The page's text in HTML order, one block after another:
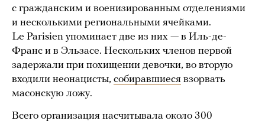
с гражданским и военизированным отделениями
и несколькими региональными ячейками.
Le Parisien упоминает две из них — в Иль-де-
Франс и в Эльзасе. Нескольких членов первой
задержали при похищении девочки, во вторую
входили неонацисты, собиравшиеся взорвать
масонскую ложу.
Всего организация насчитывала около 300